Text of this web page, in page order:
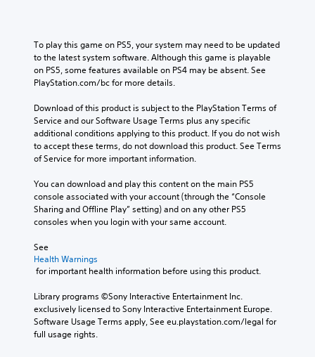
To play this game on PS5, your system may need to be updated
to the latest system software. Although this game is playable
on PS5, some features available on PS4 may be absent. See
PlayStation.com/bc for more details.
Download of this product is subject to the PlayStation Terms of
Service and our Software Usage Terms plus any specific
additional conditions applying to this product. If you do not wish
to accept these terms, do not download this product. See Terms
of Service for more important information.
You can download and play this content on the main PS5
console associated with your account (through the “Console
Sharing and Offline Play” setting) and on any other PS5
consoles when you login with your same account.
See
Health Warnings
for important health information before using this product.
Library programs ©Sony Interactive Entertainment Inc.
exclusively licensed to Sony Interactive Entertainment Europe.
Software Usage Terms apply, See eu.playstation.com/legal for
full usage rights.